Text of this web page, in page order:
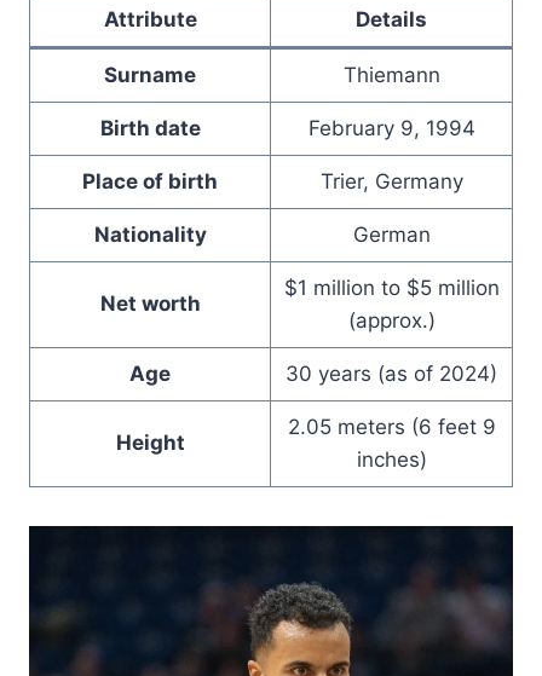
Attribute Details
Surname Thiemann
Birth date February 9, 1994
Place of birth Trier, Germany
Nationality German
Net worth
$1 million to $5 million
(approx.)
Age 30 years (as of 2024)
Height
2.05 meters (6 feet 9
inches)